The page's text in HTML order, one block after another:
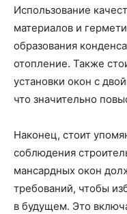
Использование
материалов и
образования
отопление. Также
установки окон с
что значительно
Наконец, стоит
соблюдения
мансардных окон
требований, чтобы
в будущем. Это